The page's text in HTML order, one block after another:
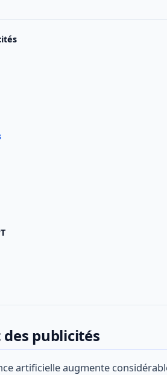
publicités
artificielle augmente